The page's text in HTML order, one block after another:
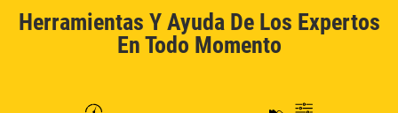
Herramientas Y Ayuda De Los Expertos
En Todo Momento